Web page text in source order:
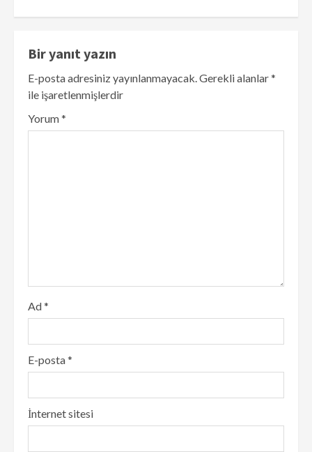
Bir yanıt yazın
E-posta adresiniz yayınlanmayacak.Gerekli alanlar*
ile işaretlenmişlerdir
Yorum*
Ad*
E-posta*
İnternet sitesi